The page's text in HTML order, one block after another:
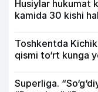
Husiylar hukumat
kamida 30 kishi
Toshkentda
qismi to‘rt kunga
Superliga.